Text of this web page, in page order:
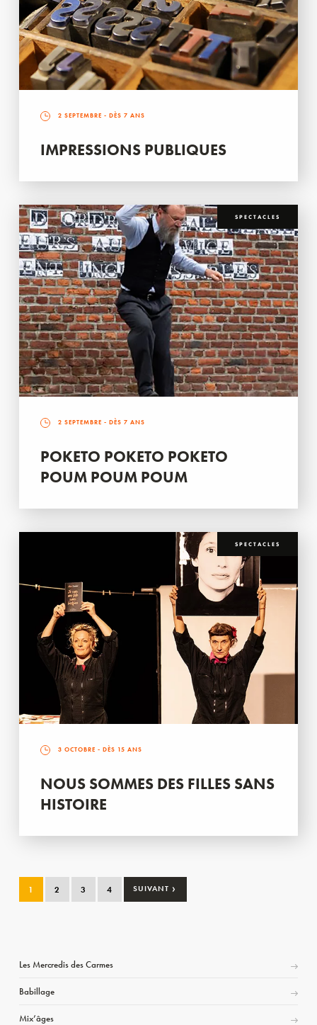
2 SEPTEMBRE - DÈS 7 ANS
IMPRESSIONS PUBLIQUES
SPECTACLES
2 SEPTEMBRE - DÈS 7 ANS
POKETO POKETO POKETO
POUM POUM POUM
SPECTACLES
3 OCTOBRE - DÈS 15 ANS
NOUS SOMMES DES FILLES SANS
HISTOIRE
1 2 3 4 SUIVANT ›
Les Mercredis des Carmes
Babillage
Mix’âges